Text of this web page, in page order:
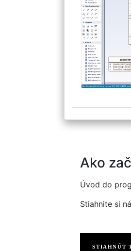
Ako
Úvod do
Stiahnite si
STIAHNÚT